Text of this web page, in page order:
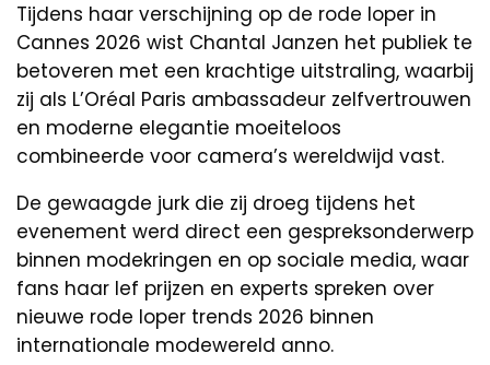
Tijdens haar verschijning op de rode loper in
Cannes 2026 wist Chantal Janzen het publiek te
betoveren met een krachtige uitstraling, waarbij
zij als L’Oréal Paris ambassadeur zelfvertrouwen
en moderne elegantie moeiteloos
combineerde voor camera’s wereldwijd vast.
De gewaagde jurk die zij droeg tijdens het
evenement werd direct een gespreksonderwerp
binnen modekringen en op sociale media, waar
fans haar lef prijzen en experts spreken over
nieuwe rode loper trends 2026 binnen
internationale modewereld anno.